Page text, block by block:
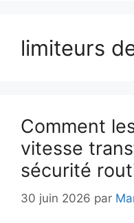
limiteurs
Comment
vitesse
sécurité
30 juin 2026 par